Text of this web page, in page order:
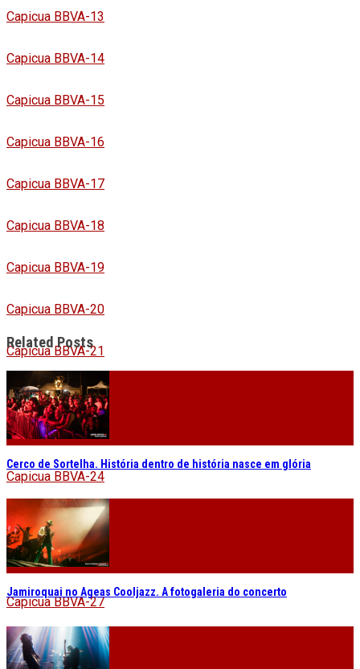
Capicua BBVA-13
Capicua BBVA-14
Capicua BBVA-15
Capicua BBVA-16
Capicua BBVA-17
Capicua BBVA-18
Capicua BBVA-19
Capicua BBVA-20
Capicua BBVA-21
Capicua BBVA-22
Capicua BBVA-23
Capicua BBVA-24
Capicua BBVA-25
Capicua BBVA-26
Capicua BBVA-27
Capicua BBVA-28
Related Posts
Cerco de Sortelha. História dentro de história nasce em glória
Jamiroquai no Ageas Cooljazz. A fotogaleria do concerto